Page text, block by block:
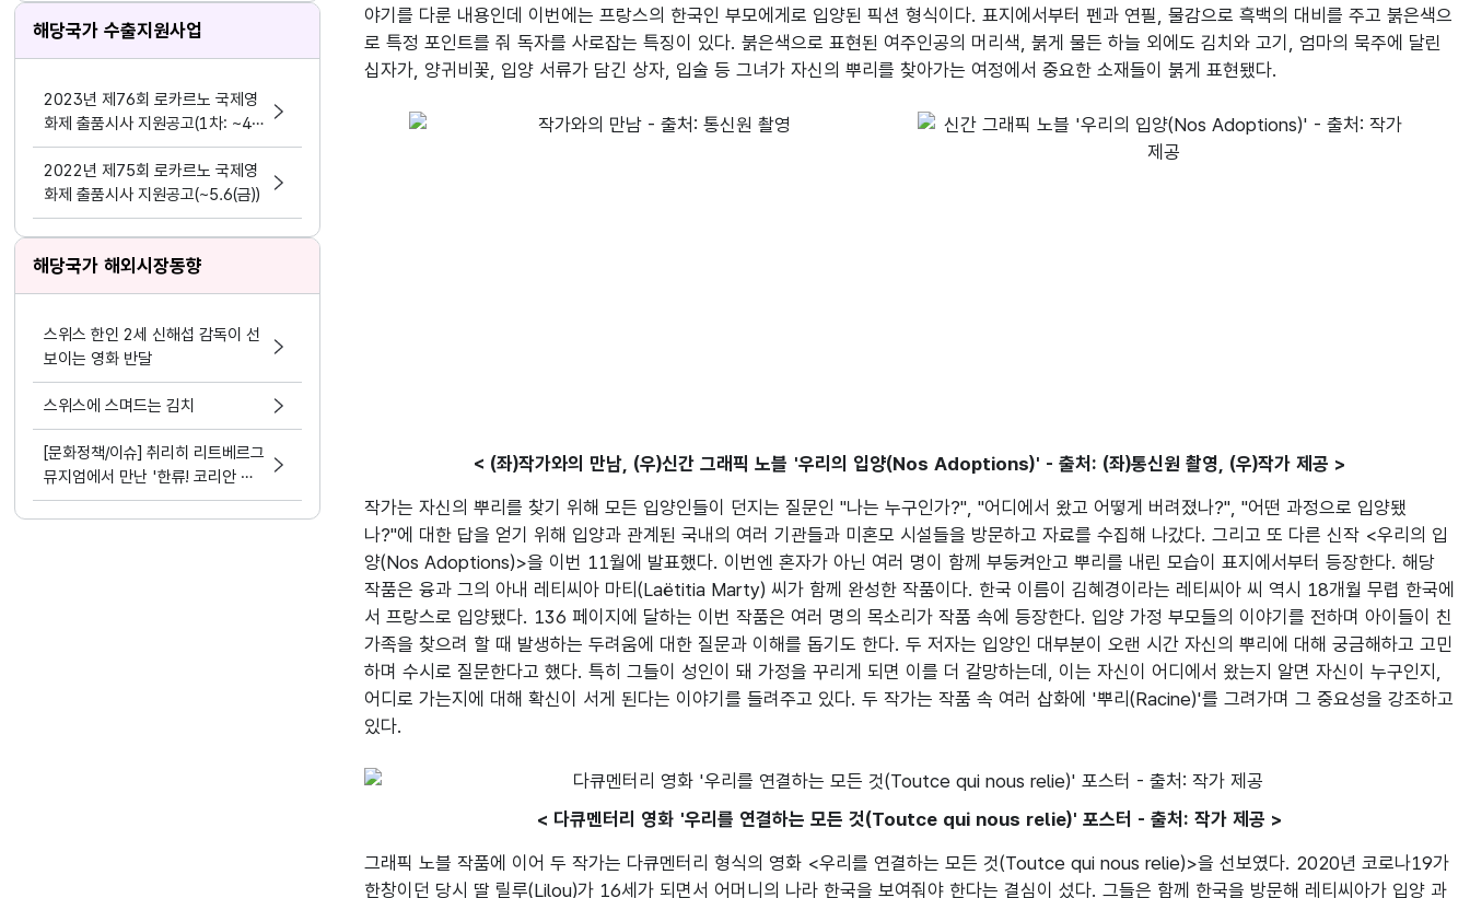
해당국가 수출지원사업
2023년 제76회 로카르노 국제영
화제 출품시사 지원공고(1차: ~4
월 14일(금), 2차: ~4.26(수))
2022년 제75회 로카르노 국제영
화제 출품시사 지원공고(~5.6(금))
해당국가 해외시장동향
스위스 한인 2세 신해섭 감독이 선
보이는 영화 반달
스위스에 스며드는 김치
[문화정책/이슈] 취리히 리트베르그
뮤지엄에서 만난 '한류! 코리안 웨
이브(Hallyu! The Korean Wav
e)'
야기를 다룬 내용인데 이번에는 프랑스의 한국인 부모에게로 입양된 픽션 형식이다. 표지에서부터 펜과 연필, 물감으로 흑백의 대비를 주고 붉은색으
로 특정 포인트를 줘 독자를 사로잡는 특징이 있다. 붉은색으로 표현된 여주인공의 머리색, 붉게 물든 하늘 외에도 김치와 고기, 엄마의 묵주에 달린
십자가, 양귀비꽃, 입양 서류가 담긴 상자, 입술 등 그녀가 자신의 뿌리를 찾아가는 여정에서 중요한 소재들이 붉게 표현됐다.
< (좌)작가와의 만남, (우)신간 그래픽 노블 '우리의 입양(Nos Adoptions)' - 출처: (좌)통신원 촬영, (우)작가 제공 >
작가는 자신의 뿌리를 찾기 위해 모든 입양인들이 던지는 질문인 "나는 누구인가?", "어디에서 왔고 어떻게 버려졌나?", "어떤 과정으로 입양됐
나?"에 대한 답을 얻기 위해 입양과 관계된 국내의 여러 기관들과 미혼모 시설들을 방문하고 자료를 수집해 나갔다. 그리고 또 다른 신작 <우리의 입
양(Nos Adoptions)>을 이번 11월에 발표했다. 이번엔 혼자가 아닌 여러 명이 함께 부둥켜안고 뿌리를 내린 모습이 표지에서부터 등장한다. 해당
작품은 융과 그의 아내 레티씨아 마티(Laëtitia Marty) 씨가 함께 완성한 작품이다. 한국 이름이 김혜경이라는 레티씨아 씨 역시 18개월 무렵 한국에
서 프랑스로 입양됐다. 136 페이지에 달하는 이번 작품은 여러 명의 목소리가 작품 속에 등장한다. 입양 가정 부모들의 이야기를 전하며 아이들이 친
가족을 찾으려 할 때 발생하는 두려움에 대한 질문과 이해를 돕기도 한다. 두 저자는 입양인 대부분이 오랜 시간 자신의 뿌리에 대해 궁금해하고 고민
하며 수시로 질문한다고 했다. 특히 그들이 성인이 돼 가정을 꾸리게 되면 이를 더 갈망하는데, 이는 자신이 어디에서 왔는지 알면 자신이 누구인지,
어디로 가는지에 대해 확신이 서게 된다는 이야기를 들려주고 있다. 두 작가는 작품 속 여러 삽화에 '뿌리(Racine)'를 그려가며 그 중요성을 강조하고
있다.
< 다큐멘터리 영화 '우리를 연결하는 모든 것(Toutce qui nous relie)' 포스터 - 출처: 작가 제공 >
그래픽 노블 작품에 이어 두 작가는 다큐멘터리 형식의 영화 <우리를 연결하는 모든 것(Toutce qui nous relie)>을 선보였다. 2020년 코로나19가
한창이던 당시 딸 릴루(Lilou)가 16세가 되면서 어머니의 나라 한국을 보여줘야 한다는 결심이 섰다. 그들은 함께 한국을 방문해 레티씨아가 입양 과